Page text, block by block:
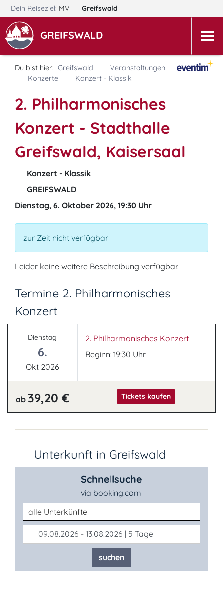
Dein Reiseziel: MV Greifswald
GREIFSWALD
Du bist hier: Greifswald
Veranstaltungen
Konzerte
Konzert - Klassik
2. Philharmonisches
Konzert - Stadthalle
Greifswald, Kaisersaal
Konzert - Klassik
GREIFSWALD
Dienstag, 6. Oktober 2026, 19:30 Uhr
zur Zeit nicht verfügbar
Leider keine weitere Beschreibung verfügbar.
Termine 2. Philharmonisches
Konzert
Dienstag
6.
Okt 2026
2. Philharmonisches Konzert
Beginn: 19:30 Uhr
ab 39,20 € Tickets kaufen
Unterkunft in Greifswald
Schnellsuche
via booking.com
Unterkunftsart
09.08.2026 - 13.08.2026 | 5 Tage
suchen